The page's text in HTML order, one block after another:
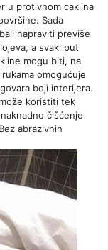
u protivnom caklina
Sada
napraviti previše
a svaki put
mogu biti, na
omogućuje
boji interijera.
koristiti tek
čišćenje
abrazivnih